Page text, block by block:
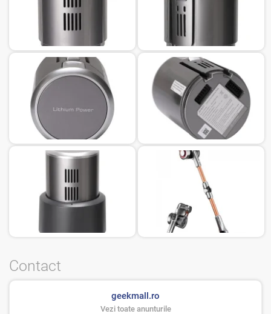
Contact
geekmall.ro
Vezi toate anunturile